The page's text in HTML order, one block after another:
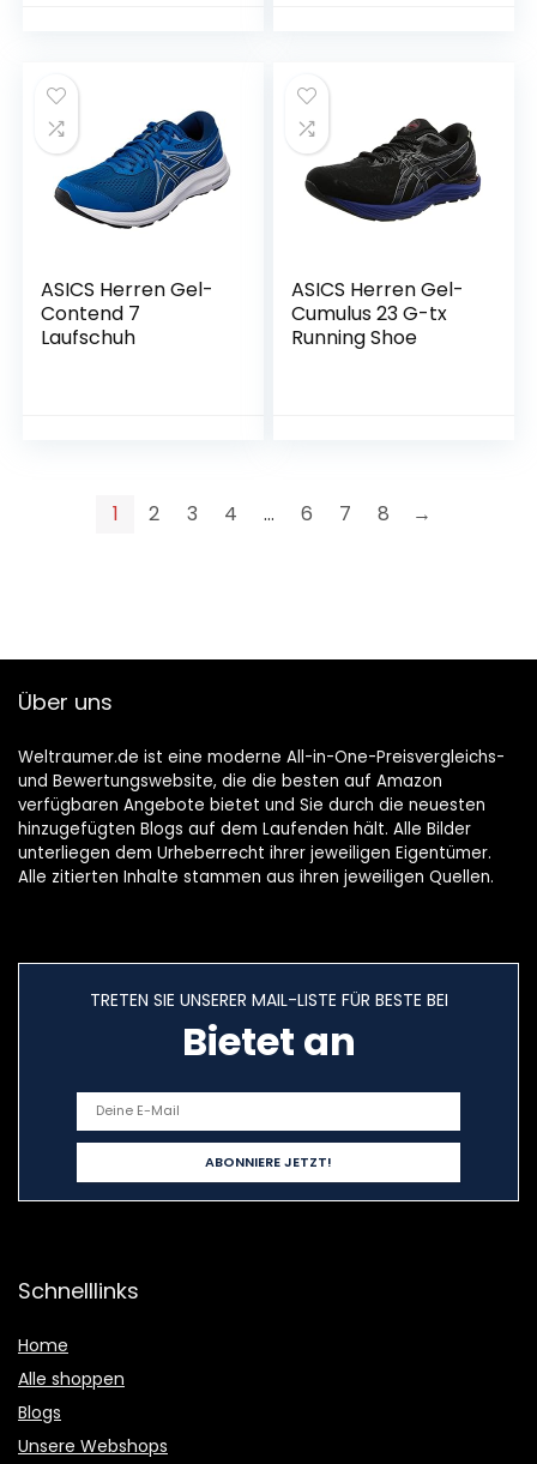
ASICS Herren Gel-
Contend 7
Laufschuh
ASICS Herren Gel-
Cumulus 23 G-tx
Running Shoe
1 2 3 4 … 6 7 8 →
Über uns
Weltraumer.de ist eine moderne All-in-One-Preisvergleichs-
und Bewertungswebsite, die die besten auf Amazon
verfügbaren Angebote bietet und Sie durch die neuesten
hinzugefügten Blogs auf dem Laufenden hält. Alle Bilder
unterliegen dem Urheberrecht ihrer jeweiligen Eigentümer.
Alle zitierten Inhalte stammen aus ihren jeweiligen Quellen.
TRETEN SIE UNSERER MAIL-LISTE FÜR BESTE BEI
Bietet an
Schnelllinks
Home
Alle shoppen
Blogs
Unsere Webshops